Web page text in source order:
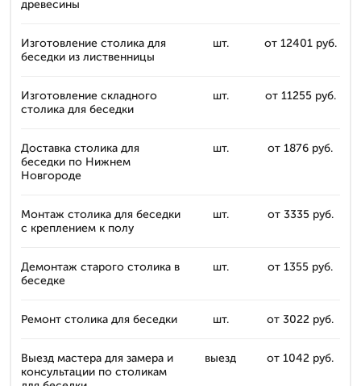
древесины
Изготовление столика для
беседки из лиственницы
шт. от 12401 руб.
Изготовление складного
столика для беседки
шт. от 11255 руб.
Доставка столика для
беседки по Нижнем
Новгороде
шт. от 1876 руб.
Монтаж столика для беседки
с креплением к полу
шт. от 3335 руб.
Демонтаж старого столика в
беседке
шт. от 1355 руб.
Ремонт столика для беседки шт. от 3022 руб.
Выезд мастера для замера и
консультации по столикам
выезд от 1042 руб.